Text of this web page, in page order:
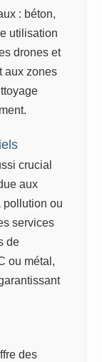
: béton,
utilisation
drones et
aux zones
crucial
aux
pollution ou
services
de
ou métal,
des